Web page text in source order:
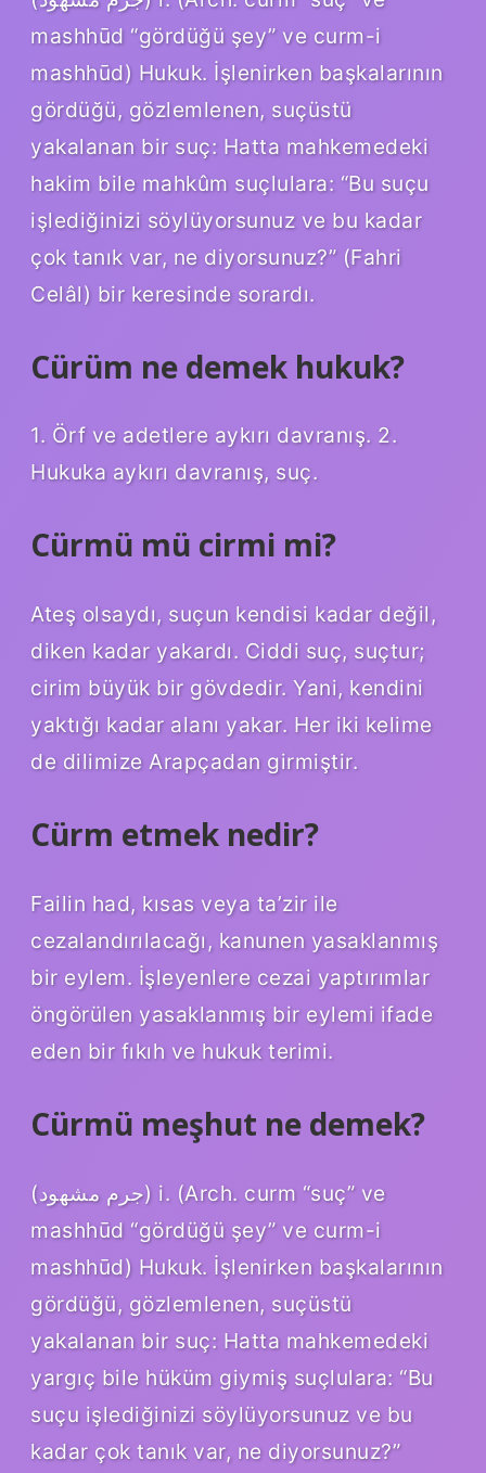
mashhūd “gördüğü şey” ve curm-i
mashhūd) Hukuk. İşlenirken başkalarının
gördüğü, gözlemlenen, suçüstü
yakalanan bir suç: Hatta mahkemedeki
hakim bile mahkûm suçlulara: “Bu suçu
işlediğinizi söylüyorsunuz ve bu kadar
çok tanık var, ne diyorsunuz?” (Fahri
Celâl) bir keresinde sorardı.
Cürüm ne demek hukuk?
1. Örf ve adetlere aykırı davranış. 2.
Hukuka aykırı davranış, suç.
Cürmü mü cirmi mi?
Ateş olsaydı, suçun kendisi kadar değil,
diken kadar yakardı. Ciddi suç, suçtur;
cirim büyük bir gövdedir. Yani, kendini
yaktığı kadar alanı yakar. Her iki kelime
de dilimize Arapçadan girmiştir.
Cürm etmek nedir?
Failin had, kısas veya ta’zir ile
cezalandırılacağı, kanunen yasaklanmış
bir eylem. İşleyenlere cezai yaptırımlar
öngörülen yasaklanmış bir eylemi ifade
eden bir fıkıh ve hukuk terimi.
Cürmü meşhut ne demek?
(ﺟﺮﻡ ﻣﺸﻬﻮﺩ) i. (Arch. curm “suç” ve
mashhūd “gördüğü şey” ve curm-i
mashhūd) Hukuk. İşlenirken başkalarının
gördüğü, gözlemlenen, suçüstü
yakalanan bir suç: Hatta mahkemedeki
yargıç bile hüküm giymiş suçlulara: “Bu
suçu işlediğinizi söylüyorsunuz ve bu
kadar çok tanık var, ne diyorsunuz?”